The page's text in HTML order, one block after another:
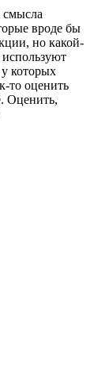
смысла
вроде бы
но какой-
которых
то оценить
Оценить,